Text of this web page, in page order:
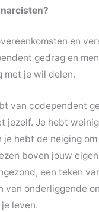
en
gedrag en
met je wil delen.
van codependent
jezelf. Je hebt
je hebt de neiging
boven jouw
een teken
van onderliggende
leven.